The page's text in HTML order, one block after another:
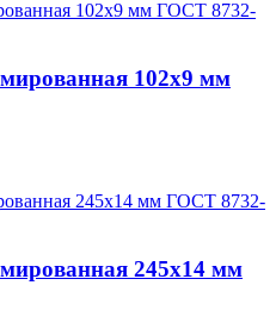
102х9 мм
245х14 мм